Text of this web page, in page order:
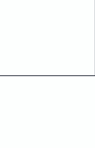
para